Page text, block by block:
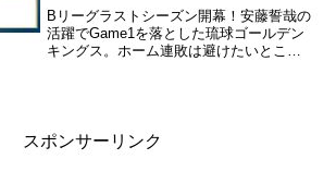
戦連敗。
Bリーグラストシーズン開幕！安藤誓哉の
活躍でGame1を落とした琉球ゴールデン
キングス。ホーム連敗は避けたいところ
めました。
スポンサーリンク